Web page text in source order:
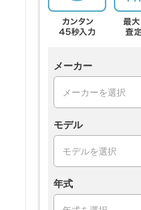
メーカー
モデル
年式